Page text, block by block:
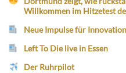
Willkommen im Hitzetest
Neue Impulse für
Left To Die live in Essen
Der Ruhrpilot